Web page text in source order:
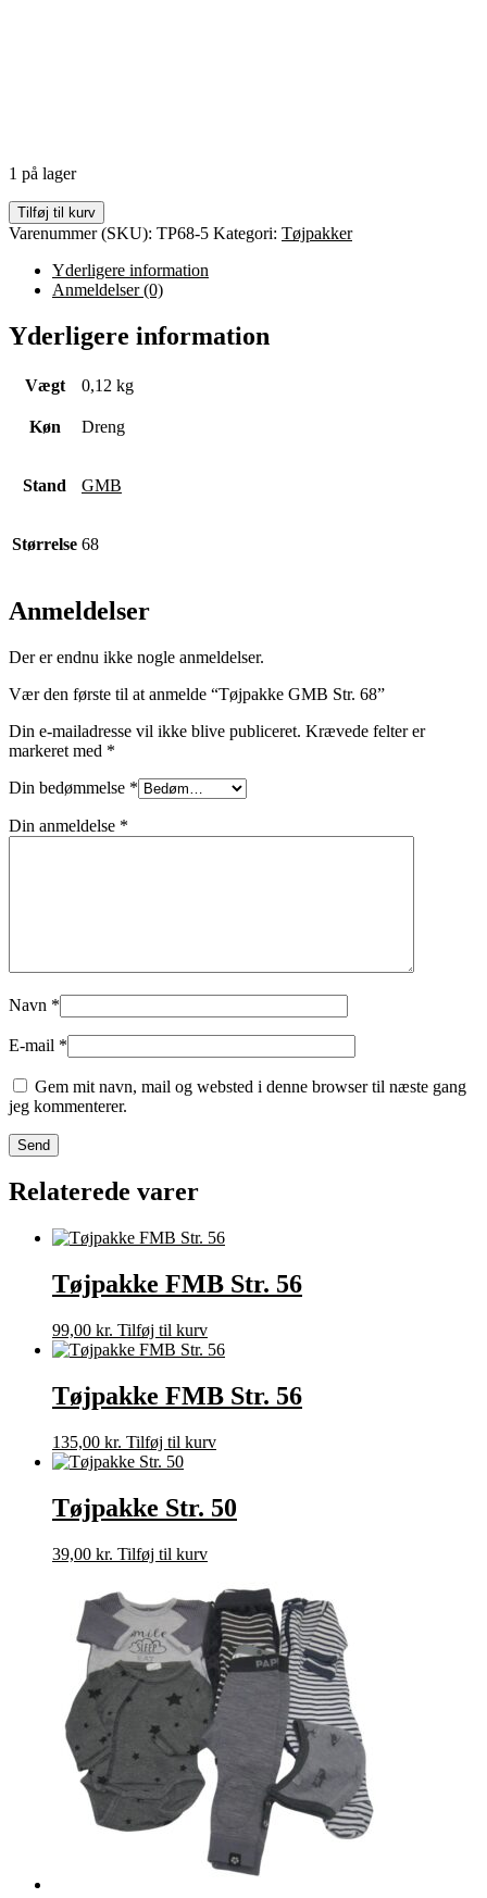
1 på lager
Tilføj til kurv
Varenummer (SKU): TP68-5 Kategori: Tøjpakker
Yderligere information
Anmeldelser (0)
Yderligere information
Vægt 0,12 kg
Køn Dreng
Stand GMB
Størrelse 68
Anmeldelser
Der er endnu ikke nogle anmeldelser.
Vær den første til at anmelde “Tøjpakke GMB Str. 68”
Din e-mailadresse vil ikke blive publiceret. Krævede felter er
markeret med *
Din bedømmelse *
Din anmeldelse *
Navn *
E-mail *
Gem mit navn, mail og websted i denne browser til næste gang
jeg kommenterer.
Relaterede varer
Tøjpakke FMB Str. 56
99,00 kr. Tilføj til kurv
Tøjpakke FMB Str. 56
135,00 kr. Tilføj til kurv
Tøjpakke Str. 50
39,00 kr. Tilføj til kurv